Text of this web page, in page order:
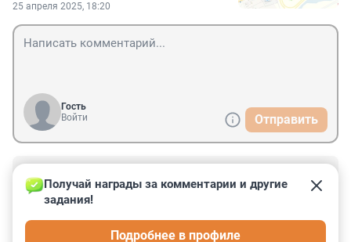
25 апреля 2025, 18:20
Гость
Войти
Отправить
2 августа 2025, 16:26
Скоро раскопают весь Петербург. В некоторых местах
ремонт идет годами.
Это распыление средств.
Получай награды за комментарии и другие
задания!
Подробнее в профиле